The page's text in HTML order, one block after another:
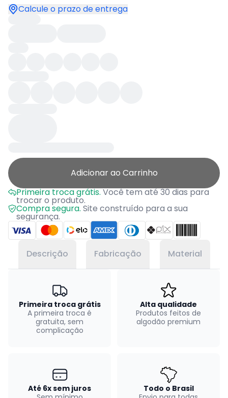
Calcule o prazo de entrega
Adicionar ao Carrinho
Primeira troca grátis.Você tem até 30 dias para
trocar o produto.
Compra segura. Site construído para a sua
segurança.
Descrição Fabricação Material
Primeira troca grátis
A primeira troca é
gratuita, sem
complicação
Alta qualidade
Produtos feitos de
algodão premium
Até 6x sem juros
Todo o Brasil